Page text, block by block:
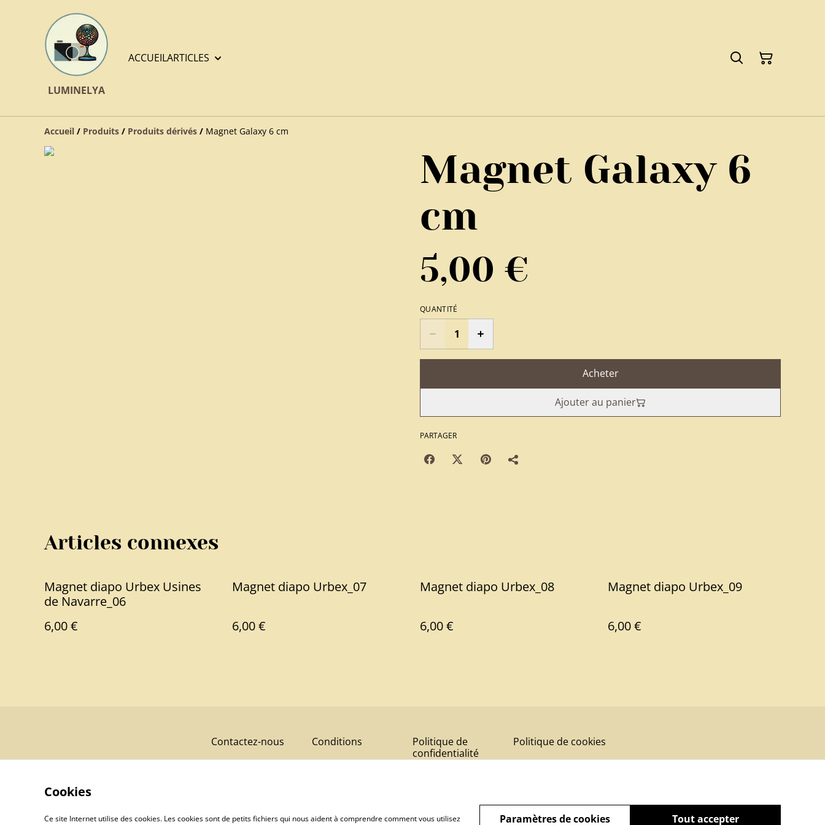
LUMINELYA
ACCUEILARTICLES
Accueil / Produits / Produits dérivés / Magnet Galaxy 6 cm
Magnet Galaxy 6
cm
5,00 €
QUANTITÉ
Acheter
Ajouter au panier
PARTAGER
Articles connexes
Magnet diapo Urbex Usines
de Navarre_06
6,00 €
Magnet diapo Urbex_07
6,00 €
Magnet diapo Urbex_08
6,00 €
Magnet diapo Urbex_09
6,00 €
Contactez-nous Conditions
Politique de
confidentialité
Politique de cookies
Cookies
Ce site Internet utilise des cookies. Les cookies sont de petits fichiers qui nous aident à comprendre comment vous utilisez
Tout accepter
Paramètres de cookies